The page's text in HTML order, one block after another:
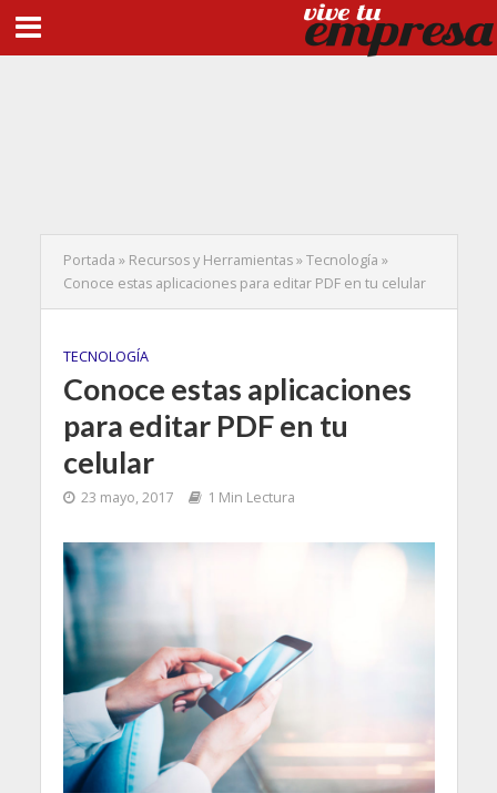
Portada » Recursos y Herramientas»Tecnología »
Conoce estas aplicaciones para editar PDF en tu celular
TECNOLOGÍA
Conoce estas aplicaciones
para editar PDF en tu
celular
23 mayo, 2017 1 Min Lectura